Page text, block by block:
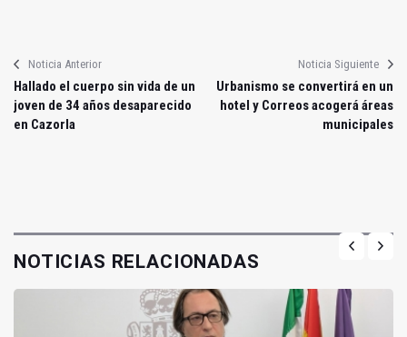
Noticia Anterior
Hallado el cuerpo sin vida de un
joven de 34 años desaparecido
en Cazorla
Noticia Siguiente
Urbanismo se convertirá en un
hotel y Correos acogerá áreas
municipales
NOTICIAS RELACIONADAS